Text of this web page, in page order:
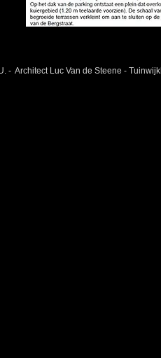
Architect Luc Van de Steene -